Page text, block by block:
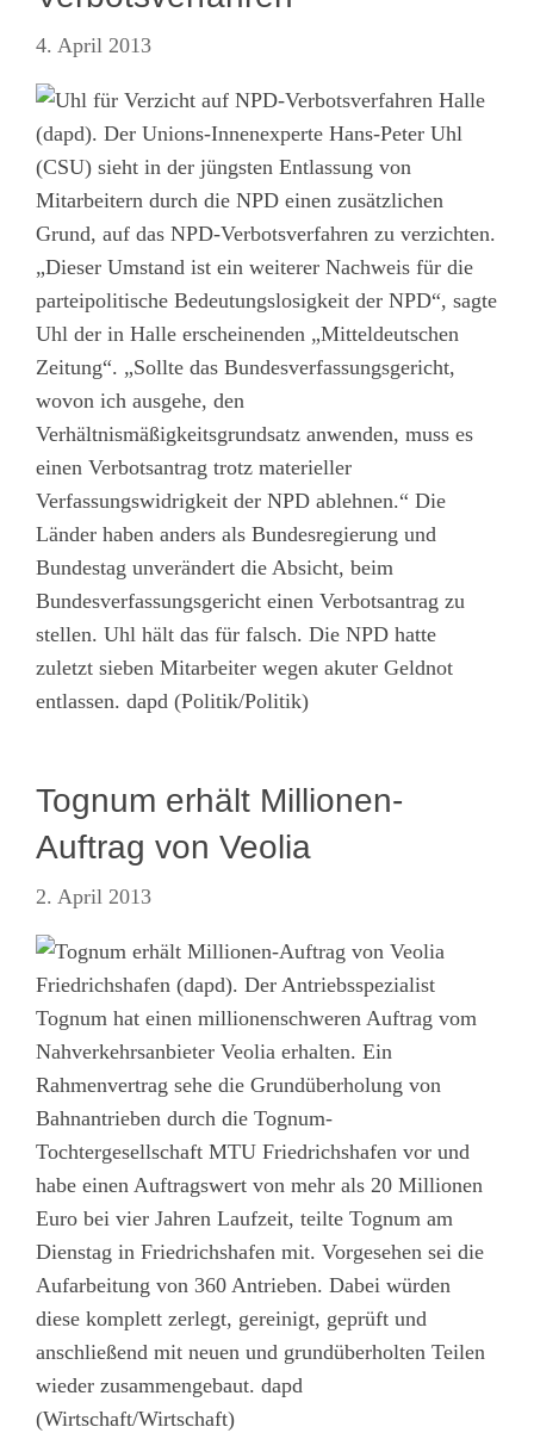
4. April 2013
Halle
(dapd). Der Unions-Innenexperte Hans-Peter Uhl
(CSU) sieht in der jüngsten Entlassung von
Mitarbeitern durch die NPD einen zusätzlichen
Grund, auf das NPD-Verbotsverfahren zu verzichten.
„Dieser Umstand ist ein weiterer Nachweis für die
parteipolitische Bedeutungslosigkeit der NPD“, sagte
Uhl der in Halle erscheinenden „Mitteldeutschen
Zeitung“. „Sollte das Bundesverfassungsgericht,
wovon ich ausgehe, den
Verhältnismäßigkeitsgrundsatz anwenden, muss es
einen Verbotsantrag trotz materieller
Verfassungswidrigkeit der NPD ablehnen.“ Die
Länder haben anders als Bundesregierung und
Bundestag unverändert die Absicht, beim
Bundesverfassungsgericht einen Verbotsantrag zu
stellen. Uhl hält das für falsch. Die NPD hatte
zuletzt sieben Mitarbeiter wegen akuter Geldnot
entlassen. dapd (Politik/Politik)
Tognum erhält Millionen-
Auftrag von Veolia
2. April 2013
Friedrichshafen (dapd). Der Antriebsspezialist
Tognum hat einen millionenschweren Auftrag vom
Nahverkehrsanbieter Veolia erhalten. Ein
Rahmenvertrag sehe die Grundüberholung von
Bahnantrieben durch die Tognum-
Tochtergesellschaft MTU Friedrichshafen vor und
habe einen Auftragswert von mehr als 20 Millionen
Euro bei vier Jahren Laufzeit, teilte Tognum am
Dienstag in Friedrichshafen mit. Vorgesehen sei die
Aufarbeitung von 360 Antrieben. Dabei würden
diese komplett zerlegt, gereinigt, geprüft und
anschließend mit neuen und grundüberholten Teilen
wieder zusammengebaut. dapd
(Wirtschaft/Wirtschaft)